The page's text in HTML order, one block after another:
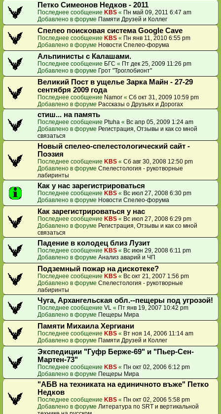
Петко Симеонов Недков - 2011
Последнее сообщение KBS « Пн май 09, 2011 6:47 am
Добавлено в форуме Памяти Друзей и Коллег
Спелео поисковая система Google Cave
Последнее сообщение KBS « Пн янв 11, 2010 6:55 pm
Добавлено в форуме Новости Спелео-форума
Альпинисты с Калашами.
Последнее сообщение БГС « Пт дек 25, 2009 11:26 pm
Добавлено в форуме Грот "Троглобионт"
Великий Пост в ущелье Зарка Майн - 27-29
сентября 2009 года
Последнее сообщение Namor « Сб окт 31, 2009 10:59 pm
Добавлено в форуме Рассказы о Друзьях и Дорогах
стиш... на память
Последнее сообщение Ptuha « Вс апр 05, 2009 1:24 am
Добавлено в форуме Регистрация, Отзывы и как со мной
связаться
Новый спелео-спелестологический сайт -
Поэзия
Последнее сообщение KBS « Сб авг 30, 2008 12:50 pm
Добавлено в форуме Спелестология - рукотворные
лабиринты
Как у нас зарегистрироваться
Последнее сообщение KBS « Вс июл 27, 2008 6:30 pm
Добавлено в форуме Новости Спелео-форума
Как зарегистрироваться у нас
Последнее сообщение KBS « Вс июл 27, 2008 6:29 pm
Добавлено в форуме Регистрация, Отзывы и как со мной
связаться
Падение в колодец близ Лузит
Последнее сообщение KBS « Вс июн 29, 2008 6:11 pm
Добавлено в форуме Анализ аварий и ЧП
Подземный пожар на дискотеке?
Последнее сообщение KBS « Вс окт 21, 2007 1:56 pm
Добавлено в форуме Спелестология - рукотворные
лабиринты
Чуга, Архангельская обл.--пещеры под угрозой!
Последнее сообщение VL « Пт янв 19, 2007 10:42 pm
Добавлено в форуме Пещеры Мира
Памяти Михаила Хергиани
Последнее сообщение KBS « Вт ноя 14, 2006 11:14 am
Добавлено в форуме Памяти Друзей и Коллег
Экспедиции "Гуфр Берже-69" и "Пьер-Сен-
Мартен-73"
Последнее сообщение KBS « Пн окт 02, 2006 6:12 pm
Добавлено в форуме Пещеры Мира
"АБВ на техниката на единичното въже" Петко
Недков
Последнее сообщение KBS « Пн окт 02, 2006 5:58 pm
Добавлено в форуме Литература по SRT и вертикальной